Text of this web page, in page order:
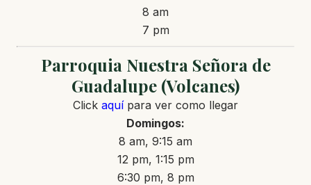
8 am
7 pm
Parroquia Nuestra Señora de
Guadalupe (Volcanes)
Click aquípara ver como llegar
Domingos:
8 am, 9:15 am
12 pm, 1:15 pm
6:30 pm, 8 pm